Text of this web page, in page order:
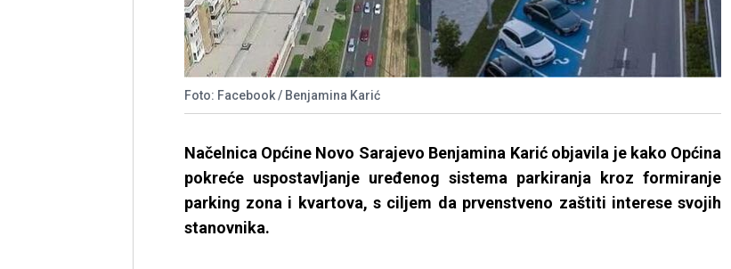
Foto: Facebook / Benjamina Karić
Načelnica Općine Novo Sarajevo Benjamina Karić objavila je kako Općina
pokreće uspostavljanje uređenog sistema parkiranja kroz formiranje
parking zona i kvartova, s ciljem da prvenstveno zaštiti interese svojih
stanovnika.